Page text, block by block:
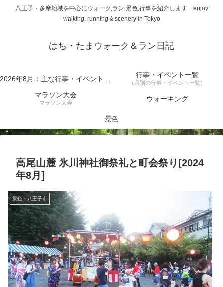
八王子・多摩地域を中心にウォーク,ラン,景色,行事を紹介します enjoy
walking, running & scenery in Tokyo
はち・たまウォーク＆ラン日記
2026年8月：主な行事・イベント一覧 行事・イベント一覧
（月別の行事・イベント一覧）
マラソン大会
マラソン大会 ウォーキング
景色
高尾山麓 氷川神社御祭礼と町会祭り[2024
年8月]
景色・八王子市